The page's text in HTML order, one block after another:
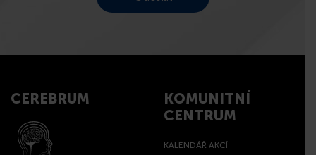
CEREBRUM
KOMUNITNÍ
CENTRUM
KALENDÁŘ AKCÍ